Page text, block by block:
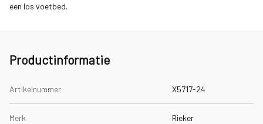
een los voetbed.
Productinformatie
Artikelnummer X5717-24
Merk Rieker